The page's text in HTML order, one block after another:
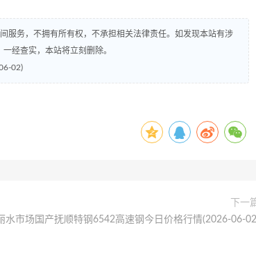
服务，不拥有所有权，不承担相关法律责任。如发现本站有涉
经查实，本站将立刻删除。
02)
下一
水市场国产抚顺特钢6542高速钢今日价格行情(2026-06-